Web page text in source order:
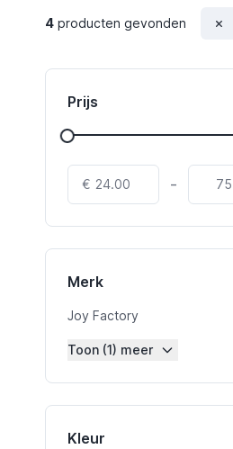
4producten gevonden
Prijs
€ -
Merk
Joy Factory
Toon (1) meer
Kleur